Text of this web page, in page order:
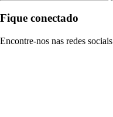
Fique conectado
Encontre-nos nas redes sociais